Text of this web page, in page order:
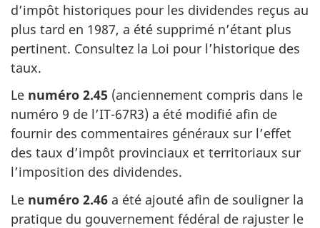
d’impôt historiques pour les dividendes reçus au
plus tard en 1987, a été supprimé n’étant plus
pertinent. Consultez la Loi pour l’historique des
taux.
Le numéro 2.45 (anciennement compris dans le
numéro 9 de l’IT-67R3) a été modifié afin de
fournir des commentaires généraux sur l’effet
des taux d’impôt provinciaux et territoriaux sur
l’imposition des dividendes.
Le numéro 2.46 a été ajouté afin de souligner la
pratique du gouvernement fédéral de rajuster le